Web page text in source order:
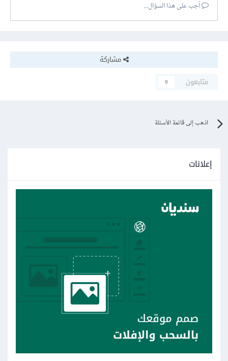
أجب على هذا السؤال...
مشاركة
متابعون
0
اذهب إلى قائمة الأسئلة
إعلانات